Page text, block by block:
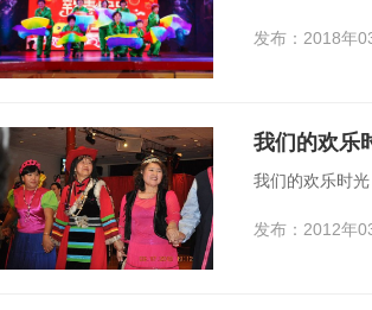
发布：2018年
我们的欢乐
我们的欢乐时光
发布：2012年